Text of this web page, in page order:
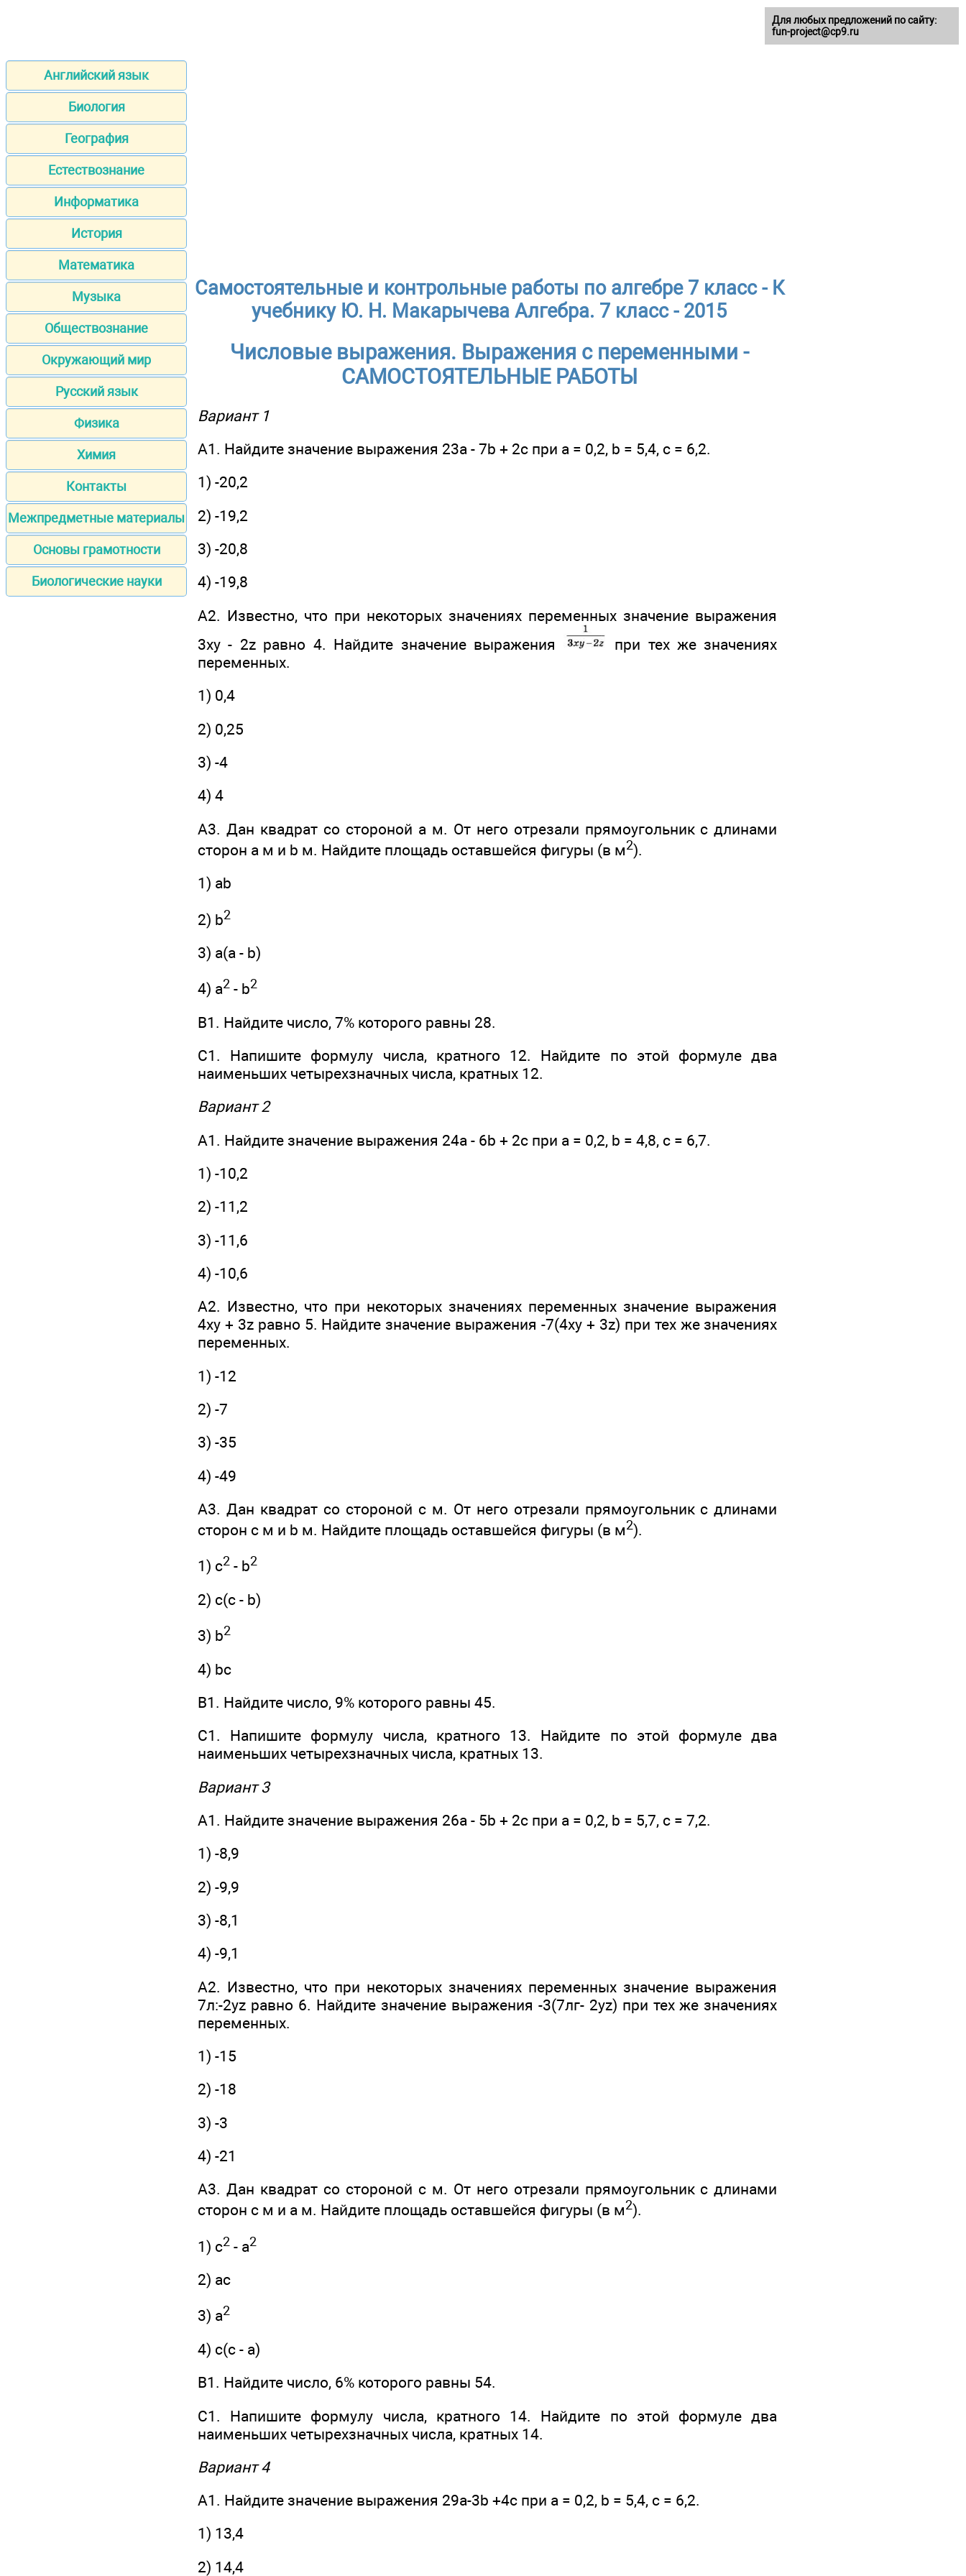
Английский язык
Биология
География
Естествознание
Информатика
История
Математика
Музыка
Обществознание
Окружающий мир
Русский язык
Физика
Химия
Контакты
Межпредметные материалы
Основы грамотности
Биологические науки
Самостоятельные и контрольные работы по алгебре 7 класс - К
учебнику Ю. Н. Макарычева Алгебра. 7 класс - 2015
Числовые выражения. Выражения с переменными -
САМОСТОЯТЕЛЬНЫЕ РАБОТЫ
Вариант 1
А1. Найдите значение выражения 23а - 7b + 2с при а = 0,2, b = 5,4, с = 6,2.
1) -20,2
2) -19,2
3) -20,8
4) -19,8
А2. Известно, что при некоторых значениях переменных значение выражения
3ху - 2z равно 4. Найдите значение выражения
при тех же значениях
переменных.
1) 0,4
2) 0,25
3) -4
4) 4
А3. Дан квадрат со стороной а м. От него отрезали прямоугольник с длинами
сторон а м и b м. Найдите площадь оставшейся фигуры (в м2).
1) ab
2) b2
3) а(а - b)
4) а2 - b2
В1. Найдите число, 7% которого равны 28.
С1. Напишите формулу числа, кратного 12. Найдите по этой формуле два
наименьших четырехзначных числа, кратных 12.
Вариант 2
А1. Найдите значение выражения 24а - 6b + 2с при а = 0,2, b = 4,8, с = 6,7.
1) -10,2
2) -11,2
3) -11,6
4) -10,6
А2. Известно, что при некоторых значениях переменных значение выражения
4ху + 3z равно 5. Найдите значение выражения -7(4ху + 3z) при тех же значениях
переменных.
1) -12
2) -7
3) -35
4) -49
А3. Дан квадрат со стороной с м. От него отрезали прямоугольник с длинами
сторон с м и b м. Найдите площадь оставшейся фигуры (в м2).
1) с2 - b2
2) с(с - b)
3) b2
4) bс
В1. Найдите число, 9% которого равны 45.
С1. Напишите формулу числа, кратного 13. Найдите по этой формуле два
наименьших четырехзначных числа, кратных 13.
Вариант 3
А1. Найдите значение выражения 26а - 5b + 2с при а = 0,2, b = 5,7, с = 7,2.
1) -8,9
2) -9,9
3) -8,1
4) -9,1
А2. Известно, что при некоторых значениях переменных значение выражения
7л:-2yz равно 6. Найдите значение выражения -3(7лг- 2yz) при тех же значениях
переменных.
1) -15
2) -18
3) -3
4) -21
А3. Дан квадрат со стороной с м. От него отрезали прямоугольник с длинами
сторон с м и а м. Найдите площадь оставшейся фигуры (в м2).
1) с2 - а2
2) ас
3) а2
4) с(с - а)
В1. Найдите число, 6% которого равны 54.
С1. Напишите формулу числа, кратного 14. Найдите по этой формуле два
наименьших четырехзначных числа, кратных 14.
Вариант 4
А1. Найдите значение выражения 29а-3b +4с при а = 0,2, b = 5,4, с = 6,2.
1) 13,4
2) 14,4
Для любых предложений по сайту:
fun-project@cp9.ru